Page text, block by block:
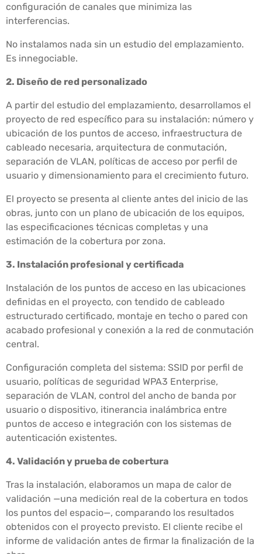
configuración de canales que minimiza las
interferencias.
No instalamos nada sin un estudio del emplazamiento.
Es innegociable.
2. Diseño de red personalizado
A partir del estudio del emplazamiento, desarrollamos el
proyecto de red específico para su instalación: número y
ubicación de los puntos de acceso, infraestructura de
cableado necesaria, arquitectura de conmutación,
separación de VLAN, políticas de acceso por perfil de
usuario y dimensionamiento para el crecimiento futuro.
El proyecto se presenta al cliente antes del inicio de las
obras, junto con un plano de ubicación de los equipos,
las especificaciones técnicas completas y una
estimación de la cobertura por zona.
3. Instalación profesional y certificada
Instalación de los puntos de acceso en las ubicaciones
definidas en el proyecto, con tendido de cableado
estructurado certificado, montaje en techo o pared con
acabado profesional y conexión a la red de conmutación
central.
Configuración completa del sistema: SSID por perfil de
usuario, políticas de seguridad WPA3 Enterprise,
separación de VLAN, control del ancho de banda por
usuario o dispositivo, itinerancia inalámbrica entre
puntos de acceso e integración con los sistemas de
autenticación existentes.
4. Validación y prueba de cobertura
Tras la instalación, elaboramos un mapa de calor de
validación —una medición real de la cobertura en todos
los puntos del espacio—, comparando los resultados
obtenidos con el proyecto previsto. El cliente recibe el
informe de validación antes de firmar la finalización de la